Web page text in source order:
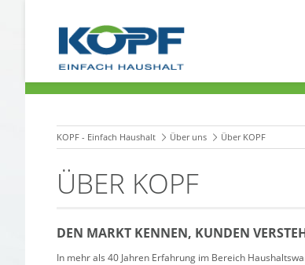
KOPF - Einfach Haushalt Über uns Über KOPF
ÜBER KOPF
DEN MARKT KENNEN, KUNDEN
In mehr als 40 Jahren Erfahrung im Bereich